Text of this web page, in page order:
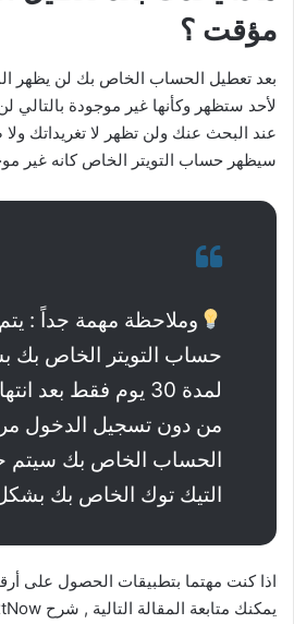
مؤقت ؟
بعد تعطيل الحساب الخاص بك لن يظهر
لأحد ستظهر وكأنها غير موجودة بالتالي
عند البحث عنك ولن تظهر لا تغريداتك ولا
سيظهر حساب التويتر الخاص كانه غير
وملاحظة مهمة جداً :
حساب التويتر الخاص
من دون تسجيل الدخول
الحساب الخاص بك
التيك توك الخاص بك
اذا كنت مهتما بتطبيقات الحصول على